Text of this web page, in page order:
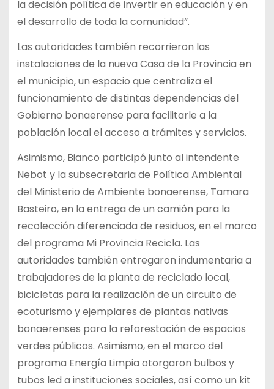
la decisión política de invertir en educación y en
el desarrollo de toda la comunidad”.
Las autoridades también recorrieron las
instalaciones de la nueva Casa de la Provincia en
el municipio, un espacio que centraliza el
funcionamiento de distintas dependencias del
Gobierno bonaerense para facilitarle a la
población local el acceso a trámites y servicios.
Asimismo, Bianco participó junto al intendente
Nebot y la subsecretaria de Política Ambiental
del Ministerio de Ambiente bonaerense, Tamara
Basteiro, en la entrega de un camión para la
recolección diferenciada de residuos, en el marco
del programa Mi Provincia Recicla. Las
autoridades también entregaron indumentaria a
trabajadores de la planta de reciclado local,
bicicletas para la realización de un circuito de
ecoturismo y ejemplares de plantas nativas
bonaerenses para la reforestación de espacios
verdes públicos. Asimismo, en el marco del
programa Energía Limpia otorgaron bulbos y
tubos led a instituciones sociales, así como un kit